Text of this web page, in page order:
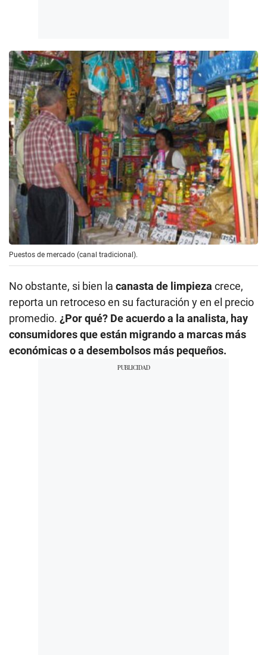
Puestos de mercado (canal tradicional).
No obstante, si bien la canasta de limpieza crece,
reporta un retroceso en su facturación y en el precio
promedio. ¿Por qué? De acuerdo a la analista, hay
consumidores que están migrando a marcas más
económicas o a desembolsos más pequeños.